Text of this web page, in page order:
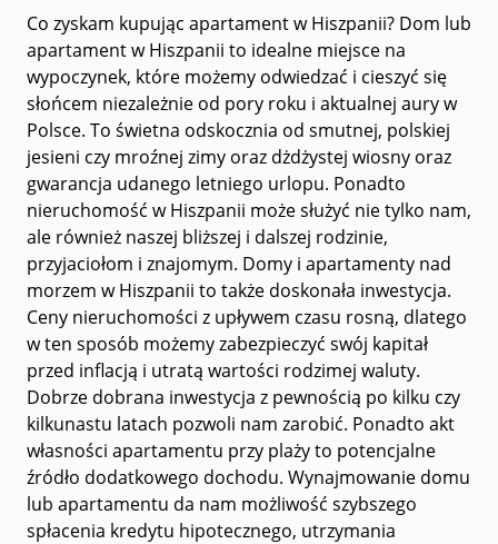
Co zyskam kupując apartament w Hiszpanii? Dom lub
apartament w Hiszpanii to idealne miejsce na
wypoczynek, które możemy odwiedzać i cieszyć się
słońcem niezależnie od pory roku i aktualnej aury w
Polsce. To świetna odskocznia od smutnej, polskiej
jesieni czy mroźnej zimy oraz dżdżystej wiosny oraz
gwarancja udanego letniego urlopu. Ponadto
nieruchomość w Hiszpanii może służyć nie tylko nam,
ale również naszej bliższej i dalszej rodzinie,
przyjaciołom i znajomym. Domy i apartamenty nad
morzem w Hiszpanii to także doskonała inwestycja.
Ceny nieruchomości z upływem czasu rosną, dlatego
w ten sposób możemy zabezpieczyć swój kapitał
przed inflacją i utratą wartości rodzimej waluty.
Dobrze dobrana inwestycja z pewnością po kilku czy
kilkunastu latach pozwoli nam zarobić. Ponadto akt
własności apartamentu przy plaży to potencjalne
źródło dodatkowego dochodu. Wynajmowanie domu
lub apartamentu da nam możliwość szybszego
spłacenia kredytu hipotecznego, utrzymania